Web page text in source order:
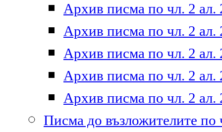
Архив писма по чл. 2 ал.
Архив писма по чл. 2 ал.
Архив писма по чл. 2 ал.
Архив писма по чл. 2 ал.
Архив писма по чл. 2 ал.
Писма до възложителите по